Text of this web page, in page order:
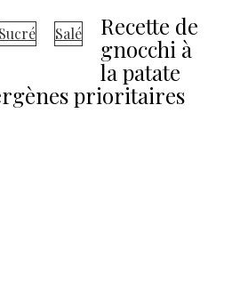
Sucré Salé
Recette de
gnocchi à
la patate
prioritaires